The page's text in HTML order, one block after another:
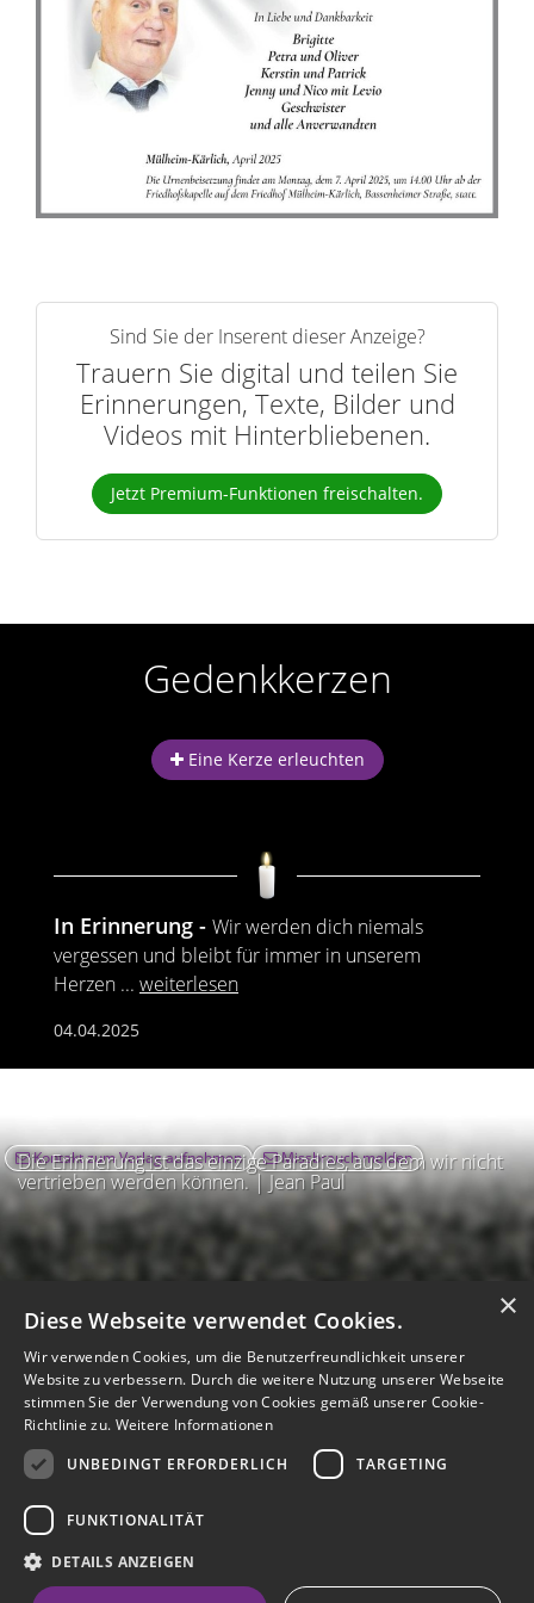
r
Sind Sie der Inserent dieser Anzeige?
Trauern Sie digital und teilen Sie
Erinnerungen, Texte, Bilder und
Videos mit Hinterbliebenen.
Jetzt Premium-Funktionen freischalten.
Gedenkkerzen
Eine Kerze erleuchten
In Erinnerung
Wir werden dich niemals
vergessen und bleibt für immer in unserem
Herzen ... weiterlesen
04.04.2025
Die Erinnerung ist das einzige Paradies, aus dem wir nicht
vertrieben werden können. | Jean Paul
Kontakt zum Verlag aufnehmen Missbrauch melden
Barrierefreiheit
Barriere melden
c
m
K
Kontrastmodus aktivieren
Hilfe
eigenes Gedenkportal erstellen
Vertrag widerrufen
×
Diese Webseite verwendet Cookies.
Wir verwenden Cookies, um die Benutzerfreundlichkeit unserer
Website zu verbessern. Durch die weitere Nutzung unserer Webseite
stimmen Sie der Verwendung von Cookies gemäß unserer Cookie-
Richtlinie zu. Weitere Informationen
UNBEDINGT ERFORDERLICH
TARGETING
FUNKTIONALITÄT
DETAILS ANZEIGEN